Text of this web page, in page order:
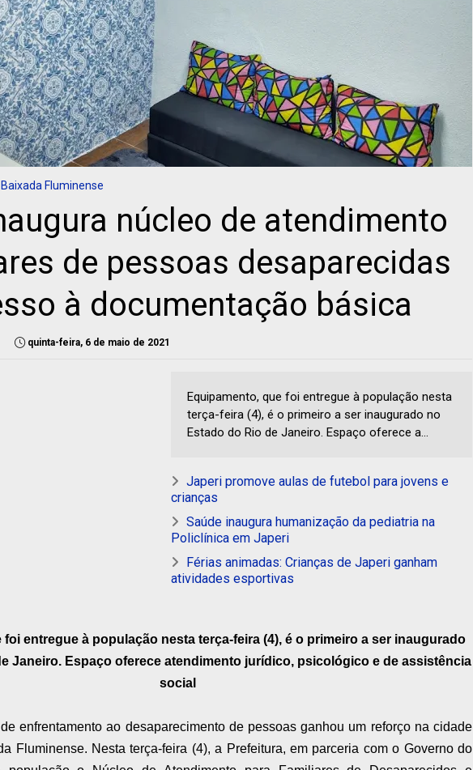
Baixada Fluminense
núcleo de atendimento
de pessoas desaparecidas
à documentação básica
quinta-feira, 6 de maio de 2021
Equipamento, que foi entregue à população nesta
terça-feira (4), é o primeiro a ser inaugurado no
Estado do Rio de Janeiro. Espaço oferece a...
Japeri promove aulas de futebol para jovens e
crianças
Saúde inaugura humanização da pediatria na
Policlínica em Japeri
Férias animadas: Crianças de Japeri ganham
atividades esportivas
foi entregue à população nesta terça-feira (4), é o primeiro a ser inaugurado
Janeiro. Espaço oferece atendimento jurídico, psicológico e de assistência
social
enfrentamento ao desaparecimento de pessoas ganhou um reforço na cidade
Fluminense. Nesta terça-feira (4), a Prefeitura, em parceria com o Governo do